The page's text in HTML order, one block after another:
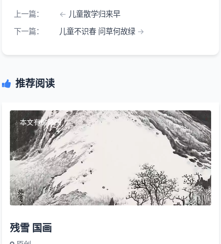
上一篇：
儿童散学归来早
下一篇：
儿童不识春 问草何故绿
推荐阅读
本文有缩略图
残雪 国画